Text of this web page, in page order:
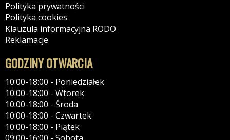
Polityka prywatności
Polityka cookies
Klauzula informacyjna RODO
Reklamacje
GODZINY OTWARCIA
10:00-18:00 - Poniedziałek
10:00-18:00 - Wtorek
10:00-18:00 - Środa
10:00-18:00 - Czwartek
10:00-18:00 - Piątek